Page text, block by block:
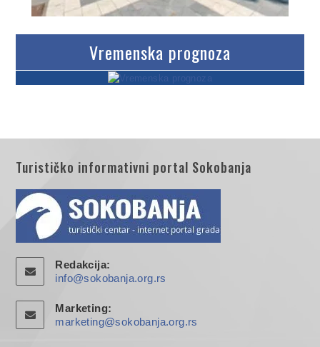
Vremenska prognoza
Turističko informativni portal Sokobanja
Redakcija:
info@sokobanja.org.rs
Marketing:
marketing@sokobanja.org.rs